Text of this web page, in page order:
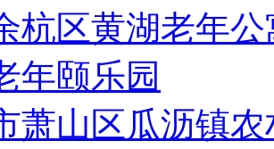
杭区黄湖老年公
年颐乐园
萧山区瓜沥镇